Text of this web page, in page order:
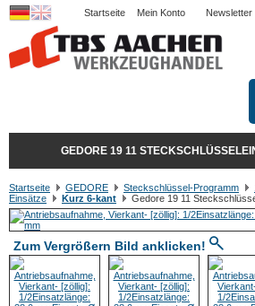
Startseite Mein Konto Newsletter
GEDORE 19 11
Startseite GEDORE Steckschlüssel-Programm
Einsätze
Kurz 6-kant Gedore 19 11
Zum Vergrößern Bild anklicken!